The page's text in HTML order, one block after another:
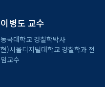
이병도 교수
동국대학교 경찰학박사
현)서울디지털대학교 경찰학과 전
임교수